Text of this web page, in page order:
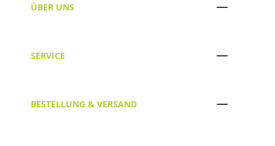
ÜBER UNS
SERVICE
BESTELLUNG & VERSAND